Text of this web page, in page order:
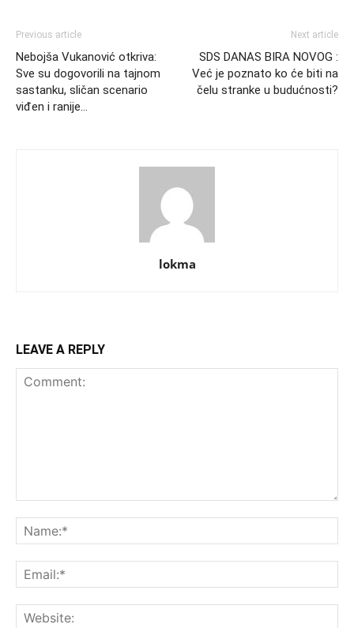
Previous article
Nebojša Vukanović otkriva:
Sve su dogovorili na tajnom
sastanku, sličan scenario
viđen i ranije…
Next article
SDS DANAS BIRA NOVOG :
Već je poznato ko će biti na
čelu stranke u budućnosti?
lokma
LEAVE A REPLY